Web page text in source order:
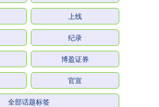
上线
纪录
博盈证券
官宣
全部话题标签